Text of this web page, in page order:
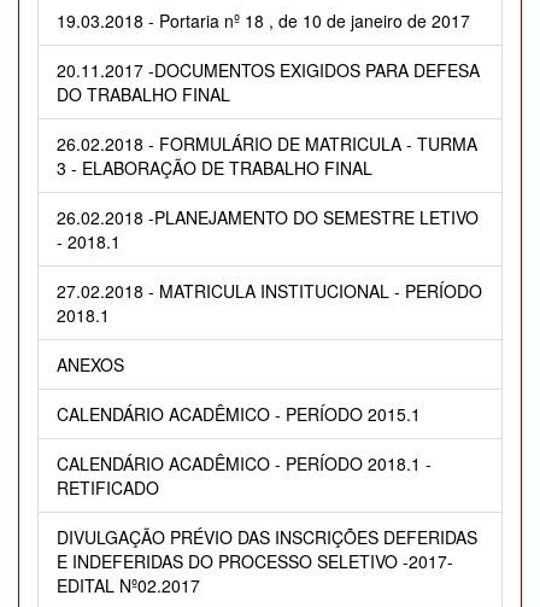
19.03.2018 - Portaria nº 18 , de 10 de janeiro de 2017
20.11.2017 -DOCUMENTOS EXIGIDOS PARA DEFESA
DO TRABALHO FINAL
26.02.2018 - FORMULÁRIO DE MATRICULA - TURMA
3 - ELABORAÇÃO DE TRABALHO FINAL
26.02.2018 -PLANEJAMENTO DO SEMESTRE LETIVO
- 2018.1
27.02.2018 - MATRICULA INSTITUCIONAL - PERÍODO
2018.1
ANEXOS
CALENDÁRIO ACADÊMICO - PERÍODO 2015.1
CALENDÁRIO ACADÊMICO - PERÍODO 2018.1 -
RETIFICADO
DIVULGAÇÃO PRÉVIO DAS INSCRIÇÕES DEFERIDAS
E INDEFERIDAS DO PROCESSO SELETIVO -2017-
EDITAL Nº02.2017